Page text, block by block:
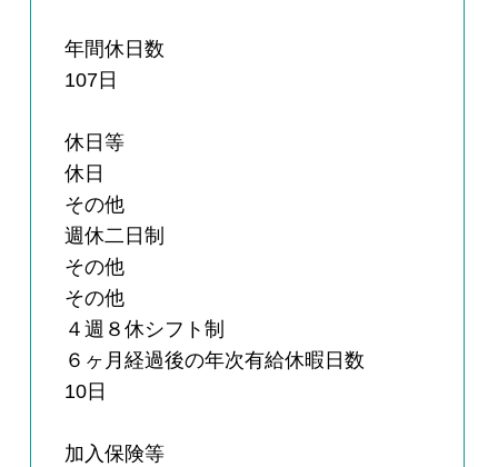
年間休日数
107日
休日等
休日
その他
週休二日制
その他
その他
４週８休シフト制
６ヶ月経過後の年次有給休暇日数
10日
加入保険等